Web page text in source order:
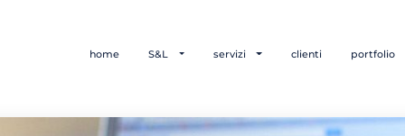
home S&L servizi clienti portfolio